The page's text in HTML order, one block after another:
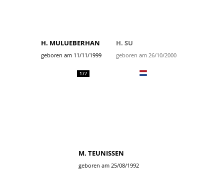
H. MULUEBERHAN
geboren am 11/11/1999
H. SU
geboren am 26/10/2000
177
M. TEUNISSEN
geboren am 25/08/1992